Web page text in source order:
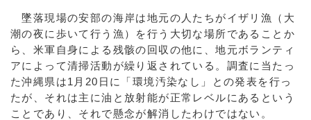
墜落現場の安部の海岸は地元の人たちがイザリ漁（大
潮の夜に歩いて行う漁）を行う大切な場所であることか
ら、米軍自身による残骸の回収の他に、地元ボランティ
アによって清掃活動が繰り返されている。調査に当たっ
た沖縄県は1月20日に「環境汚染なし」との発表を行っ
たが、それは主に油と放射能が正常レベルにあるという
ことであり、それで懸念が解消したわけではない。